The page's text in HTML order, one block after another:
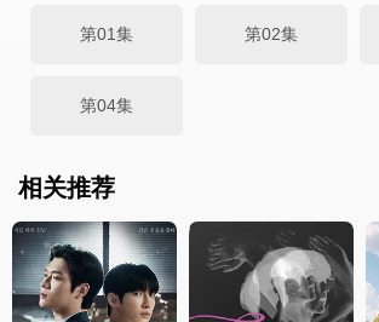
第01集 第02集
第04集
相关推荐